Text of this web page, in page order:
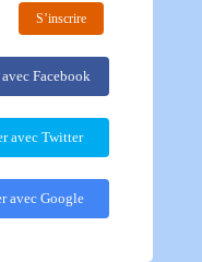
S’inscrire
Facebook
avec Twitter
avec Google